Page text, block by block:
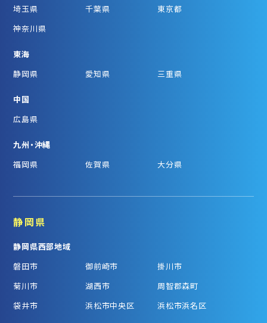
埼玉県
千葉県
東京都
神奈川県
東海
静岡県
愛知県 三重県
中国
広島県
九州・沖縄
福岡県
佐賀県 大分県
静岡県
静岡県西部地域
磐田市
御前崎市
掛川市
菊川市
湖西市
周智郡森町
袋井市
浜松市中央区 浜松市浜名区